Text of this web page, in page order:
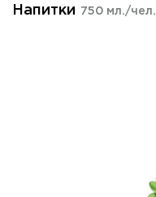
Напитки 750 мл./чел.